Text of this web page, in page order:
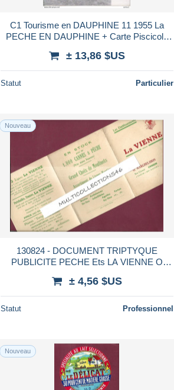
C1 Tourisme en DAUPHINE 11 1955 La
PECHE EN DAUPHINE + Carte Piscicole
± 13,86 $US
Statut Particulier
Nouveau
130824 - DOCUMENT TRIPTYQUE
PUBLICITE PECHE Ets LA VIENNE O
canne moulinet
± 4,56 $US
Statut Professionnel
Nouveau